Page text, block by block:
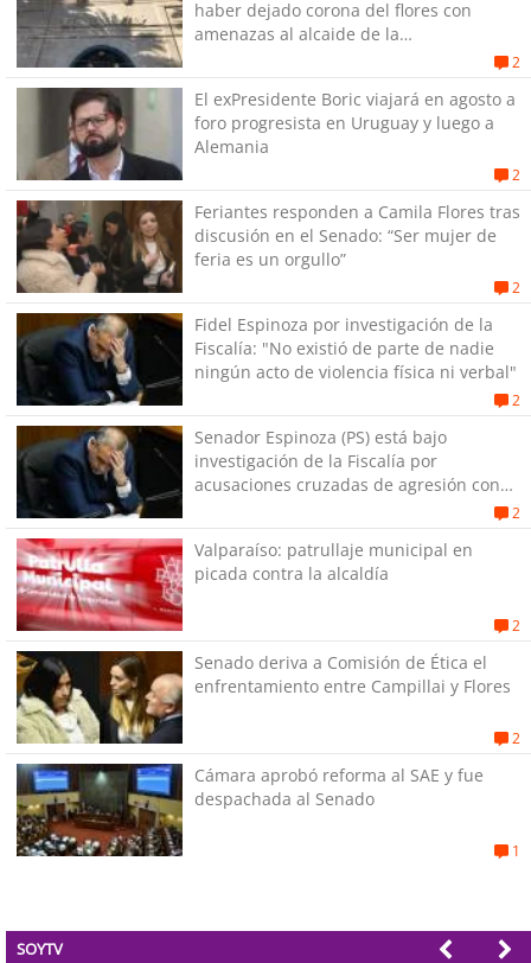
haber dejado corona del flores con
amenazas al alcaide de la
2
El exPresidente Boric viajará en agosto a
foro progresista en Uruguay y luego a
Alemania
2
Feriantes responden a Camila Flores tras
discusión en el Senado: “Ser mujer de
feria es un orgullo”
2
Fidel Espinoza por investigación de la
Fiscalía: "No existió de parte de nadie
ningún acto de violencia física ni verbal"
2
Senador Espinoza (PS) está bajo
investigación de la Fiscalía por
acusaciones cruzadas de agresión con
2
Valparaíso: patrullaje municipal en
picada contra la alcaldía
2
Senado deriva a Comisión de Ética el
enfrentamiento entre Campillai y Flores
2
Cámara aprobó reforma al SAE y fue
despachada al Senado
1
SOYTV